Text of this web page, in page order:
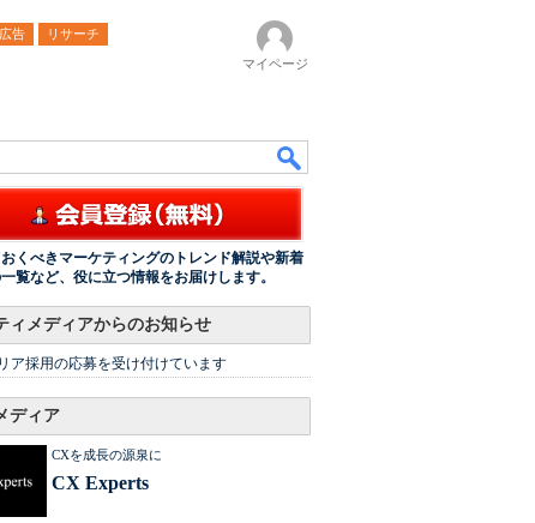
告
リサーチ
マイページ
くべきマーケティングのトレンド解説や新着
覧など、役に立つ情報をお届けします。
ィメディアからのお知らせ
ア採用の応募を受け付けています
ディア
CXを成長の源泉に
CX Experts